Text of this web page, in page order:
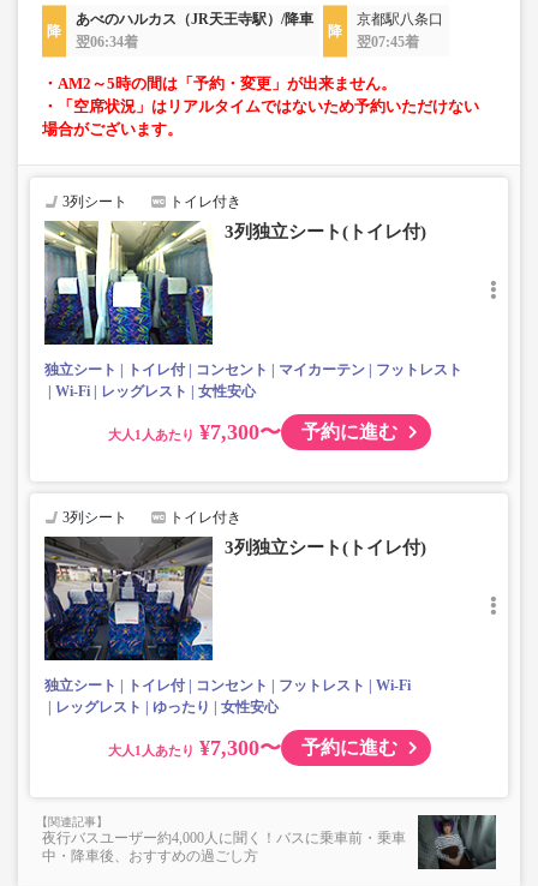
あべのハルカス（JR天王寺駅）/降車
翌06:34着
京都駅八条口
翌07:45着
・AM2～5時の間は「予約・変更」が出来ません。
・「空席状況」はリアルタイムではないため予約いただけない
場合がございます。
3列シート トイレ付き
3列独立シート(トイレ付)
独立シート トイレ付 コンセント マイカーテン
フットレスト
Wi-Fi
レッグレスト 女性安心
大人 ¥7,300〜 予約に進む
3列シート トイレ付き
3列独立シート(トイレ付)
独立シート トイレ付 コンセント フットレスト
Wi-Fi
レッグレスト
ゆったり 女性安心
大人 ¥7,300〜 予約に進む
夜行バスユーザー約4,000人に聞く！バスに乗車前・乗車
中・降車後、おすすめの過ごし方